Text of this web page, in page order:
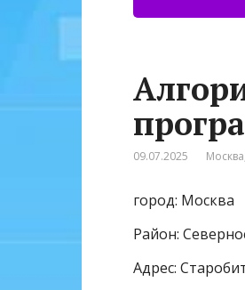
09.07.2025 Москва
город: Москва
Район:
Адрес: